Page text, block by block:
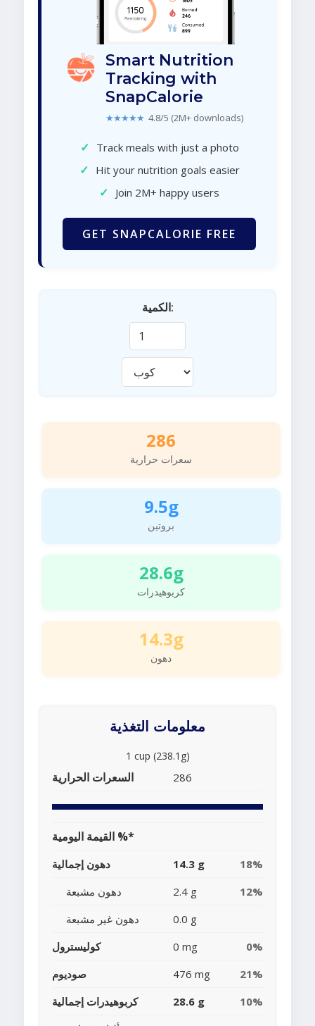
Smart Nutrition
Tracking with
SnapCalorie
★★★★★ 4.8/5 (2M+ downloads)
✓ Track meals with just a photo
✓ Hit your nutrition goals easier
✓ Join 2M+ happy users
GET SNAPCALORIE FREE
الكمية:
286
سعرات حرارية
9.5g
بروتين
28.6g
كربوهيدرات
14.3g
دهون
معلومات التغذية
1 cup (238.1g)
السعرات الحرارية 286
القيمة اليومية %*
دهون إجمالية 14.3 g
18%
دهون مشبعة
2.4 g
12%
دهون غير مشبعة
0.0 g
كوليسترول
0 mg
0%
صوديوم
476 mg
21%
كربوهيدرات إجمالية
28.6 g
10%